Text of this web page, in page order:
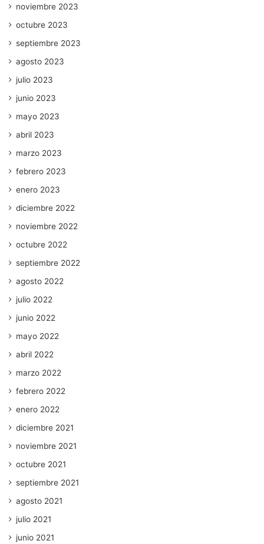
noviembre 2023
octubre 2023
septiembre 2023
agosto 2023
julio 2023
junio 2023
mayo 2023
abril 2023
marzo 2023
febrero 2023
enero 2023
diciembre 2022
noviembre 2022
octubre 2022
septiembre 2022
agosto 2022
julio 2022
junio 2022
mayo 2022
abril 2022
marzo 2022
febrero 2022
enero 2022
diciembre 2021
noviembre 2021
octubre 2021
septiembre 2021
agosto 2021
julio 2021
junio 2021